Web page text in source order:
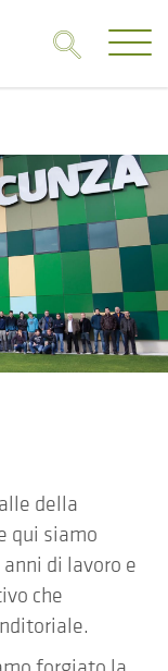
della
qui siamo
di lavoro e
che